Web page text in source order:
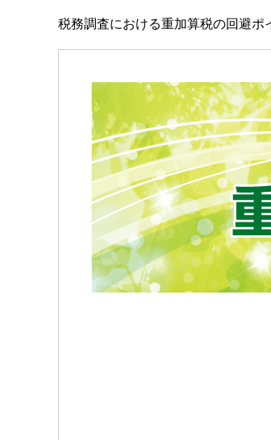
税務調査における重加算税の回避ポ